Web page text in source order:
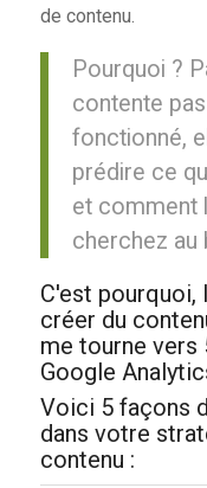
de contenu.
Pourquoi ?
contente
fonctionné,
prédire ce
et comment
cherchez au
C'est pourquoi,
créer du
me tourne vers
Google
Voici 5 façons
dans votre
contenu :